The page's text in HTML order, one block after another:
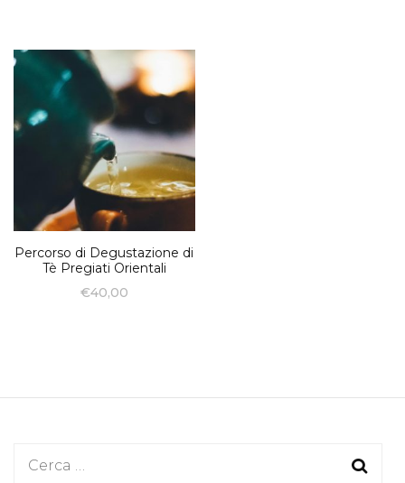
Percorso di Degustazione di
Tè Pregiati Orientali
€40,00
Ricerca